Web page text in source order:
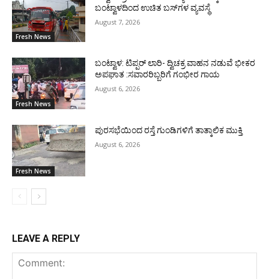
Fresh News
ಬಂಟ್ವಾಳದಿಂದ ಉಚಿತ ಬಸ್‌ಗಳ ವ್ಯವಸ್ಥೆ
August 7, 2026
Fresh News
ಬಂಟ್ವಾಳ: ಟಿಪ್ಪರ್ ಲಾರಿ- ದ್ವಿಚಕ್ರ ವಾಹನ ನಡುವೆ ಭೀಕರ
ಅಪಘಾತ :ಸವಾರರಿಬ್ಬರಿಗೆ ಗಂಭೀರ ಗಾಯ
August 6, 2026
Fresh News
ಪುರಸಭೆಯಿಂದ ರಸ್ತೆ ಗುಂಡಿಗಳಿಗೆ ತಾತ್ಕಾಲಿಕ ಮುಕ್ತಿ
August 6, 2026
LEAVE A REPLY